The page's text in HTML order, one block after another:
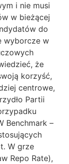
i nie musi
w bieżącej
do
wyborcze w
że
korzyść,
centrowe,
Partii
Benchmark –
W grze
Repo Rate),